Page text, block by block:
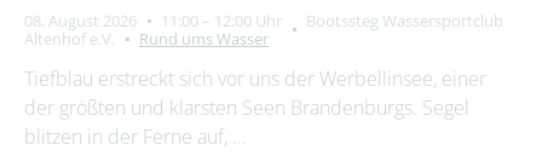
08. August 2026 11:00 – 12:00 Uhr
Bootssteg Wassersportclub
Altenhof e.V.
Rund ums Wasser
Tiefblau erstreckt sich vor uns der Werbellinsee, einer
der größten und klarsten Seen Brandenburgs. Segel
blitzen in der Ferne auf, …